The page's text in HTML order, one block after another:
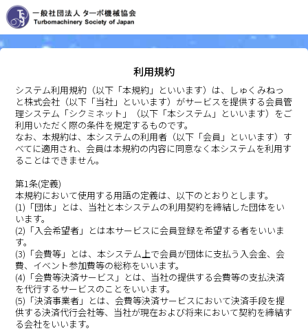
利用規約
システム利用規約（以下「本規約」といいます）は、しゅくみねっ
と株式会社（以下「当社」といいます）がサービスを提供する会員管
理システム「シクミネット」（以下「本システム」といいます）をご
利用いただく際の条件を規定するものです。
なお、本規約は、本システムの利用者（以下「会員」といいます）す
べてに適用され、会員は本規約の内容に同意なく本システムを利用す
ることはできません。
第1条(定義)
本規約において使用する用語の定義は、以下のとおりとします。
(1)「団体」とは、当社と本システムの利用契約を締結した団体をい
います。
(2)「入会希望者」とは本サービスに会員登録を希望する者をいいま
す。
(3)「会費等」とは、本システム上で会員が団体に支払う入会金、会
費、イベント参加費等の総称をいいます。
(4)「会費等決済サービス」とは、当社の提供する会費等の支払決済
を代行するサービスのことをいいます。
(5)「決済事業者」とは、会費等決済サービスにおいて決済手段を提
供する決済代行会社等、当社が現在および将来において契約を締結す
る会社をいいます。